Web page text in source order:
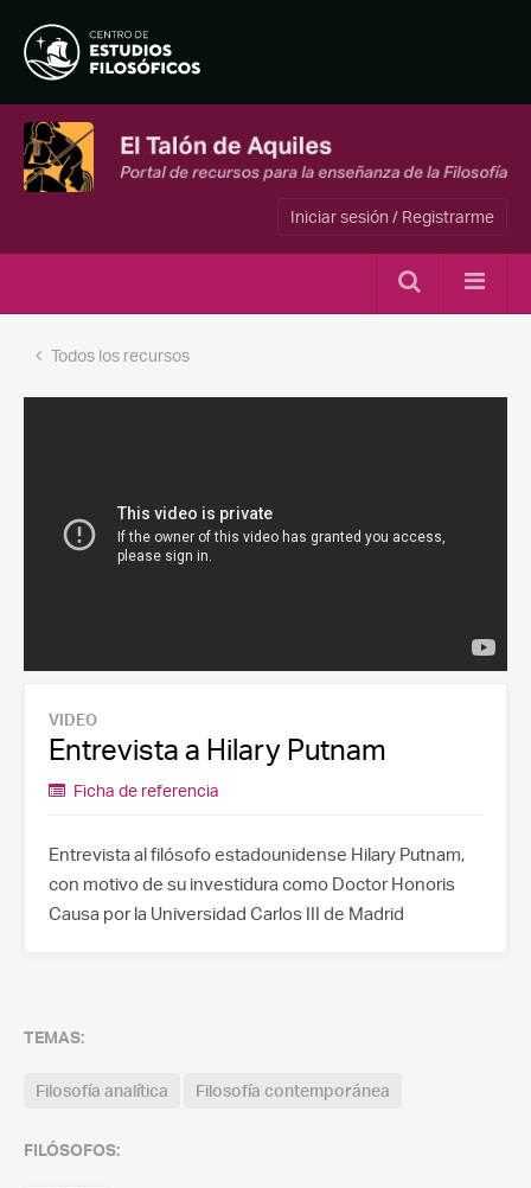
Iniciar sesión / Registrarme
Todos los recursos
VIDEO
Entrevista a Hilary Putnam
Ficha de referencia
Entrevista al filósofo estadounidense Hilary Putnam,
con motivo de su investidura como Doctor Honoris
Causa por la Universidad Carlos III de Madrid
TEMAS:
Filosofía analítica Filosofía contemporánea
FILÓSOFOS: